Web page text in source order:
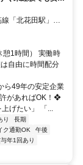
で長く活躍。
憩1時間） 実働時
自由に時間配分
ら49年の安定企業
があればOK！❖
げたい」 「...
り
長期
ク通勤OK
午後
年1回あり